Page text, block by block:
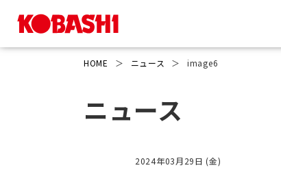
HOME ＞ ニュース ＞ image6
ニュース
2024年03月29日 (金)